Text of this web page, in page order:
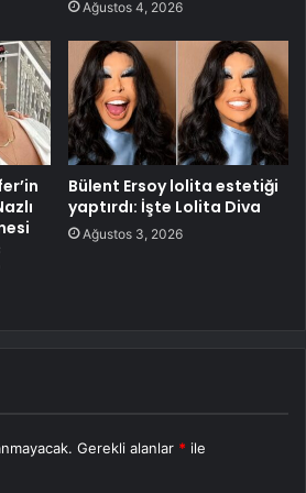
Ağustos 4, 2026
Bülent Ersoy lolita estetiği
yaptırdı: İşte Lolita Diva
Ağustos 3, 2026
Gerekli alanlar * ile